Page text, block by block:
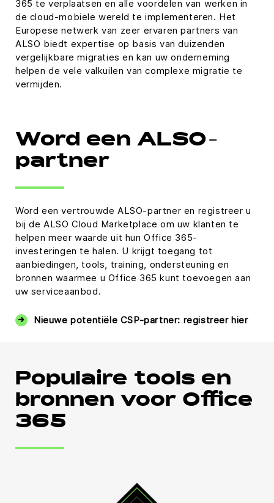
365 te verplaatsen en alle voordelen van werken in
de cloud-mobiele wereld te implementeren. Het
Europese netwerk van zeer ervaren partners van
ALSO biedt expertise op basis van duizenden
vergelijkbare migraties en kan uw onderneming
helpen de vele valkuilen van complexe migratie te
vermijden.
Word een ALSO-
partner
Word een vertrouwde ALSO-partner en registreer u
bij de ALSO Cloud Marketplace om uw klanten te
helpen meer waarde uit hun Office 365-
investeringen te halen. U krijgt toegang tot
aanbiedingen, tools, training, ondersteuning en
bronnen waarmee u Office 365 kunt toevoegen aan
uw serviceaanbod.
Nieuwe potentiële CSP-partner: registreer hier
Populaire tools en
bronnen voor Office
365